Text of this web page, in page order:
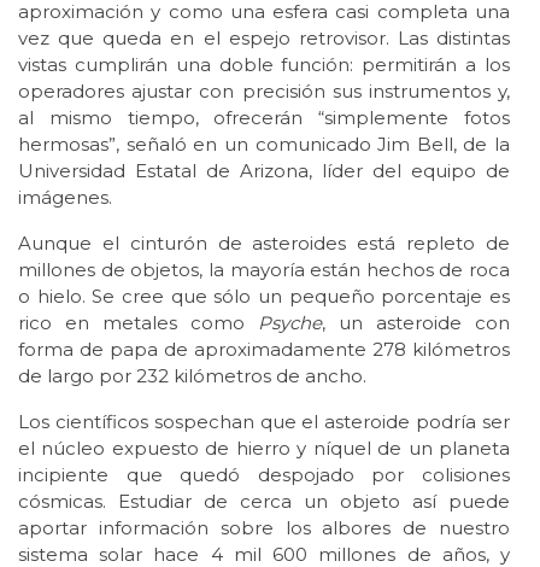
aproximación y como una esfera casi completa una
vez que queda en el espejo retrovisor. Las distintas
vistas cumplirán una doble función: permitirán a los
operadores ajustar con precisión sus instrumentos y,
al mismo tiempo, ofrecerán “simplemente fotos
hermosas”, señaló en un comunicado Jim Bell, de la
Universidad Estatal de Arizona, líder del equipo de
imágenes.
Aunque el cinturón de asteroides está repleto de
millones de objetos, la mayoría están hechos de roca
o hielo. Se cree que sólo un pequeño porcentaje es
rico en metales como
Psyche, un asteroide con
forma de papa de aproximadamente 278 kilómetros
de largo por 232 kilómetros de ancho.
Los científicos sospechan que el asteroide podría ser
el núcleo expuesto de hierro y níquel de un planeta
incipiente que quedó despojado por colisiones
cósmicas. Estudiar de cerca un objeto así puede
aportar información sobre los albores de nuestro
sistema solar hace 4 mil 600 millones de años, y